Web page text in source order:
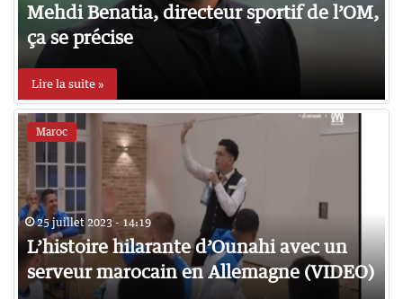
Mehdi Benatia, directeur sportif de l’OM,
ça se précise
Lire la suite »
Maroc
25 juillet 2023 - 14:19
L’histoire hilarante d’Ounahi avec un
serveur marocain en Allemagne (VIDEO)